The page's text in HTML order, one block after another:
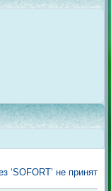
‘SOFORT’ не принят